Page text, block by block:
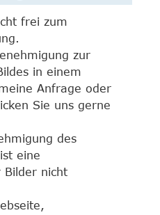
frei zum
zur
in einem
Anfrage oder
Sie uns gerne
des
eine
Bilder nicht